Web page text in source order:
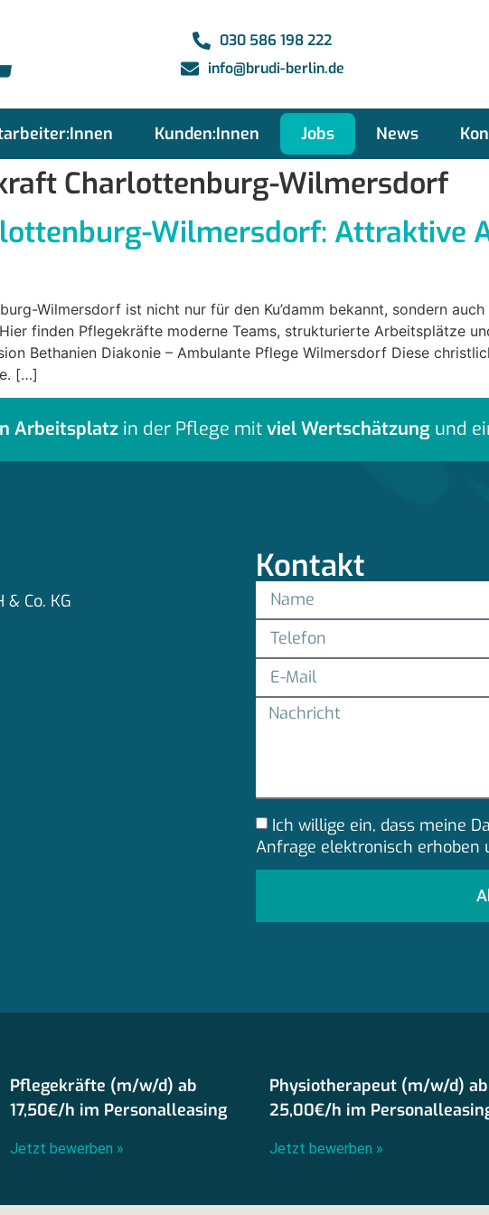
030 586 198 222
info@brudi-berlin.de
Kunden:Innen Jobs News
Charlottenburg-Wilmersdorf
Wilmersdorf: Attraktive
Wilmersdorf ist nicht nur für den Ku’damm bekannt, sondern
finden Pflegekräfte moderne Teams, strukturierte Arbeitsplätze
Bethanien Diakonie – Ambulante Pflege Wilmersdorf Diese
[…]
Arbeitsplatzin der Pflege mitviel Wertschätzungund
Co. KG
Kontakt
Ich willige ein, dass meine
Anfrage elektronisch erhoben
Pflegekräfte (m/w/d) ab
17,50€/h im Personalleasing
Jetzt bewerben »
Physiotherapeut (m/w/d) ab
25,00€/h im
Jetzt bewerben »